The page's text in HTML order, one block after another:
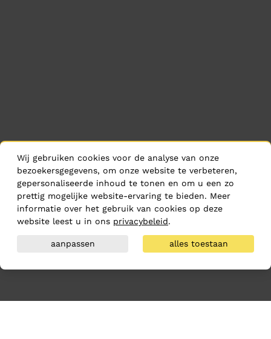
Wij gebruiken cookies voor de analyse van onze
bezoekersgegevens, om onze website te verbeteren,
gepersonaliseerde inhoud te tonen en om u een zo
prettig mogelijke website-ervaring te bieden. Meer
informatie over het gebruik van cookies op deze
website leest u in ons privacybeleid.
aanpassen alles toestaan